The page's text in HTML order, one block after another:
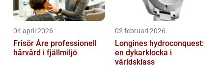
04 april 2026
Frisör Åre professionell
hårvård i fjällmiljö
02 februari 2026
Longines hydroconquest:
en dykarklocka i
världsklass